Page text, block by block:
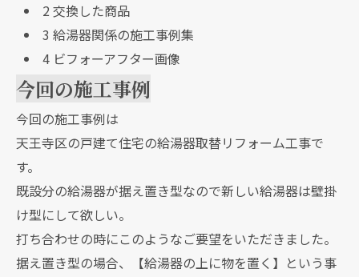
2交換した商品
3 給湯器関係の施工事例集
4ビフォーアフター画像
今回の施工事例
今回の施工事例は
天王寺区の戸建て住宅の給湯器取替リフォーム工事で
す。
既設分の給湯器が据え置き型なので新しい給湯器は壁掛
け型にして欲しい。
打ち合わせの時にこのようなご要望をいただきました。
据え置き型の場合、【給湯器の上に物を置く】という事